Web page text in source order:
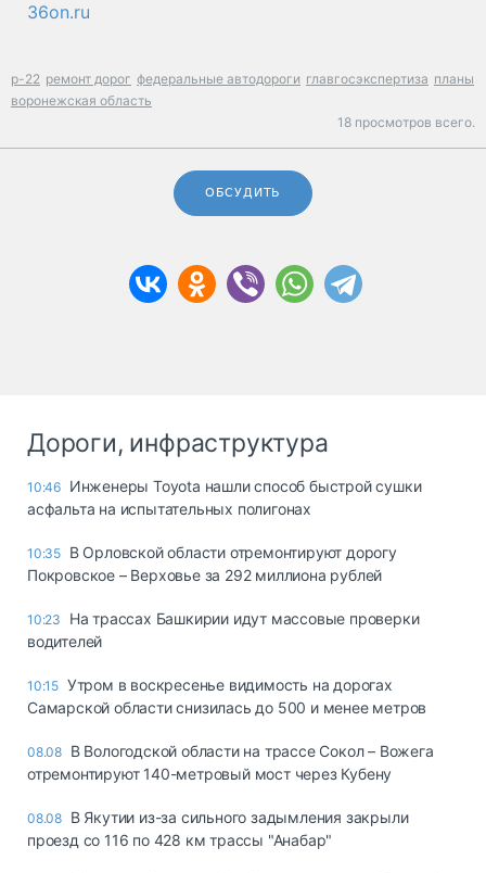
36on.ru
р-22 ремонт дорог федеральные автодороги главгосэкспертиза планы
воронежская область
18 просмотров всего.
ОБСУДИТЬ
Дороги, инфраструктура
10:46 Инженеры Toyota нашли способ быстрой сушки
асфальта на испытательных полигонах
10:35 В Орловской области отремонтируют дорогу
Покровское – Верховье за 292 миллиона рублей
10:23
На трассах Башкирии идут массовые проверки
водителей
10:15 Утром в воскресенье видимость на дорогах
Самарской области снизилась до 500 и менее метров
08.08 В Вологодской области на трассе Сокол – Вожега
отремонтируют 140-метровый мост через Кубену
08.08 В Якутии из-за сильного задымления закрыли
проезд со 116 по 428 км трассы "Анабар"